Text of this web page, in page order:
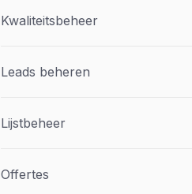
Kwaliteitsbeheer
Leads beheren
Lijstbeheer
Offertes